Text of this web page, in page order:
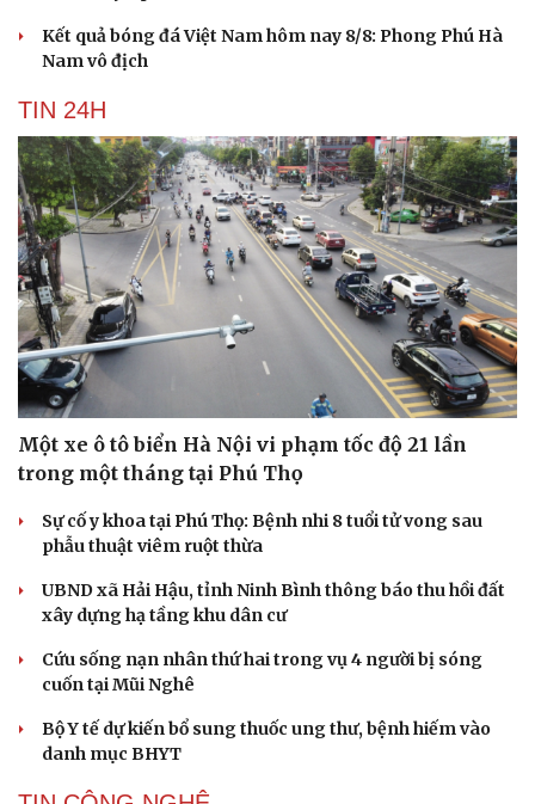
Cải chính
Kết quả bóng đá Việt Nam hôm nay 8/8: Phong Phú Hà
Nam vô địch
TIN 24H
Một xe ô tô biển Hà Nội vi phạm tốc độ 21 lần
trong một tháng tại Phú Thọ
Sự cố y khoa tại Phú Thọ: Bệnh nhi 8 tuổi tử vong sau
phẫu thuật viêm ruột thừa
UBND xã Hải Hậu, tỉnh Ninh Bình thông báo thu hồi đất
xây dựng hạ tầng khu dân cư
Cứu sống nạn nhân thứ hai trong vụ 4 người bị sóng
cuốn tại Mũi Nghê
Bộ Y tế dự kiến bổ sung thuốc ung thư, bệnh hiếm vào
danh mục BHYT